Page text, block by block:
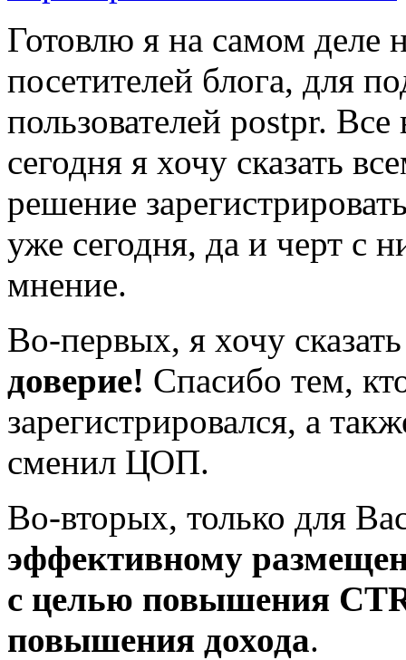
Готовлю я на самом деле
посетителей блога, для
пользователей postpr.
сегодня я хочу сказать
решение
уже сегодня, да и черт с
мнение.
Во-первых, я хочу
доверие! Спасибо тем,
зарегистрировался, а
сменил ЦОП.
Во-вторых, только для
эффективному
с целью повышения
повышения дохода.